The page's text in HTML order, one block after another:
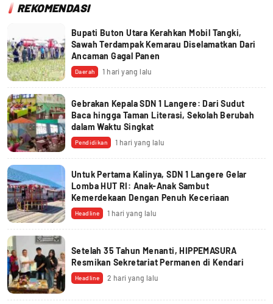
REKOMENDASI
Bupati Buton Utara Kerahkan Mobil Tangki,
Sawah Terdampak Kemarau Diselamatkan Dari
Ancaman Gagal Panen
Daerah 1 hari yang lalu
Gebrakan Kepala SDN 1 Langere: Dari Sudut
Baca hingga Taman Literasi, Sekolah Berubah
dalam Waktu Singkat
Pendidikan 1 hari yang lalu
Untuk Pertama Kalinya, SDN 1 Langere Gelar
Lomba HUT RI: Anak-Anak Sambut
Kemerdekaan Dengan Penuh Keceriaan
Headline 1 hari yang lalu
Setelah 35 Tahun Menanti, HIPPEMASURA
Resmikan Sekretariat Permanen di Kendari
Headline 2 hari yang lalu